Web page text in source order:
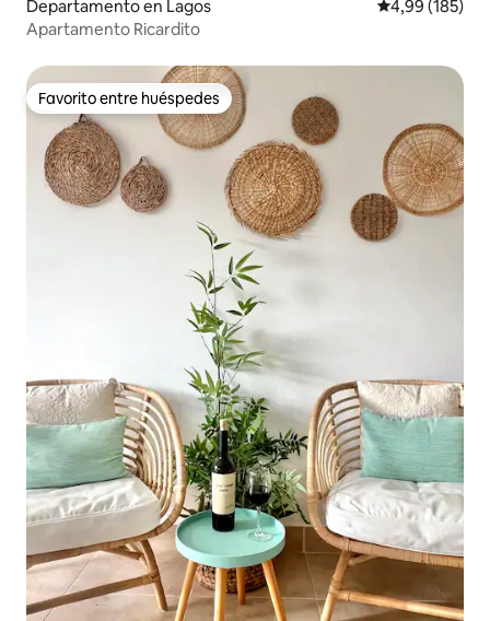
Departamento en Lagos Calificación
4,99 (185)
Apartamento Ricardito
Favorito entre huéspedes
Favorito entre huéspedes